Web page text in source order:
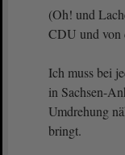
(Oh! und
CDU und von
Ich muss bei
in Sachsen-
Umdrehung
bringt.